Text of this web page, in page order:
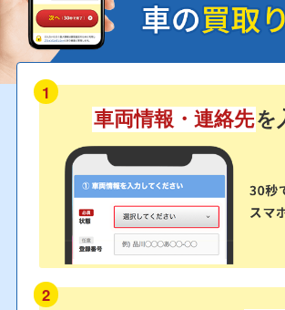
1
車両情報・連絡先を
2